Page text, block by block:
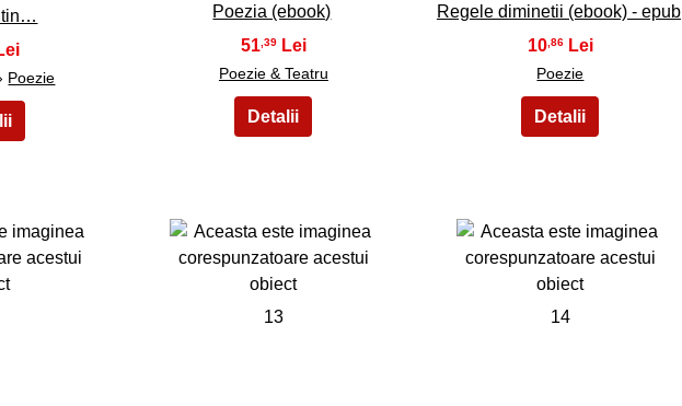
Poezie
Poezia (ebook)
51,39
Poezie & Teatru
Regele diminetii (ebook) - epub
10,86
Poezie
13 14